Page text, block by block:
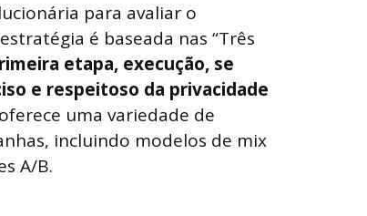
para avaliar o
é baseada nas “Três
etapa, execução, se
e respeitoso da privacidade
uma variedade de
incluindo modelos de mix
A/B.